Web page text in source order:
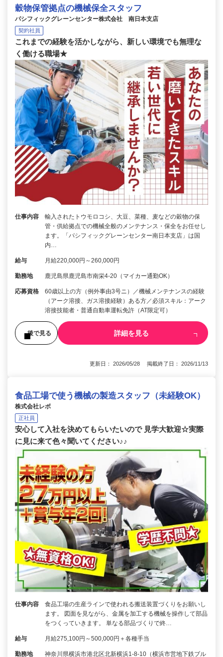
穀物保管拠点の機械保全スタッフ
パシフィックグレーンセンター株式会社 南日本支店
契約社員
これまでの経験を活かしながら、新しい環境でも無理な
く働ける職場★
仕事内容
輸入されたトウモロコシ、大豆、菜種、麦などの穀物の保
管・供給拠点での機械全般のメンテナンス・保全をお任せし
ます。「パシフィックグレーンセンター南日本支店」は国
内…
給与 月給220,000円～260,000円
勤務地 鹿児島県鹿児島市南栄4-20（マイカー通勤OK）
応募資格
60歳以上の方（例外事由3号ニ）／機械メンテナンスの経験
（アーク溶接、ガス溶接経験）ある方／必須スキル：アーク
溶接技能者・普通自動車運転免許（AT限定可）
後で見る 詳細を見る
更新日： 2026/05/28 掲載終了日： 2026/11/13
食品工場で使う機械の製造スタッフ（未経験OK）
株式会社レボ
正社員
安心して入社を決めてもらいたいので 見学大歓迎☆実際
に見に来て色々聞いてください♪♪
仕事内容
食品工場の生産ラインで使われる搬送装置づくりをお願いし
ます。 図面を見ながら、金属を加工する機械を操作して部品
をつくっていきます。 単なる部品づくりで終…
給与 月給275,100円～500,000円＋各種手当
勤務地
神奈川県横浜市港北区北新横浜1-8-10（横浜市営地下鉄ブル